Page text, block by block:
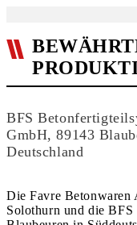
BFS
GmbH, 89143
Deutschland
Die Favre Betonwaren
Solothurn und die